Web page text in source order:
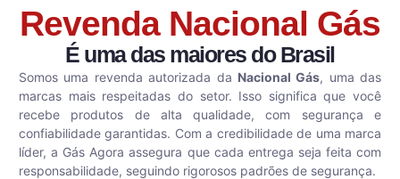
Revenda Nacional Gás
É uma das maiores do Brasil
Somos uma revenda autorizada da Nacional Gás, uma das
marcas mais respeitadas do setor. Isso significa que você
recebe produtos de alta qualidade, com segurança e
confiabilidade garantidas. Com a credibilidade de uma marca
líder, a Gás Agora assegura que cada entrega seja feita com
responsabilidade, seguindo rigorosos padrões de segurança.